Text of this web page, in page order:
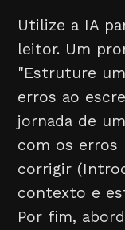
Utilize a IA
leitor. Um
"Estruture
erros ao
jornada de
com os erros
corrigir
contexto e
Por fim,